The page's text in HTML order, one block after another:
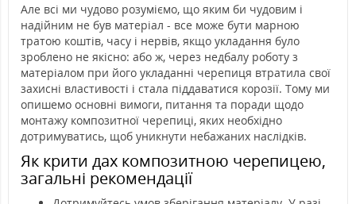
Але всі ми чудово розуміємо, що яким би чудовим і
надійним не був матеріал - все може бути марною
тратою коштів, часу і нервів, якщо укладання було
зроблено не якісно: або ж, через недбалу роботу з
матеріалом при його укладанні черепиця втратила свої
захисні властивості і стала піддаватися корозії. Тому ми
опишемо основні вимоги, питання та поради щодо
монтажу композитної черепиці, яких необхідно
дотримуватись, щоб уникнути небажаних наслідків.
Як крити дах композитною черепицею,
загальні рекомендації